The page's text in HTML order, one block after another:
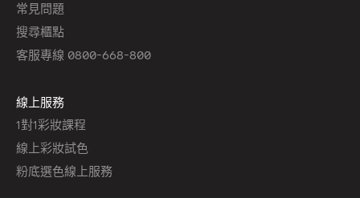
常見問題
搜尋櫃點
客服專線 0800-668-800
線上服務
1對1彩妝課程
線上彩妝試色
粉底選色線上服務